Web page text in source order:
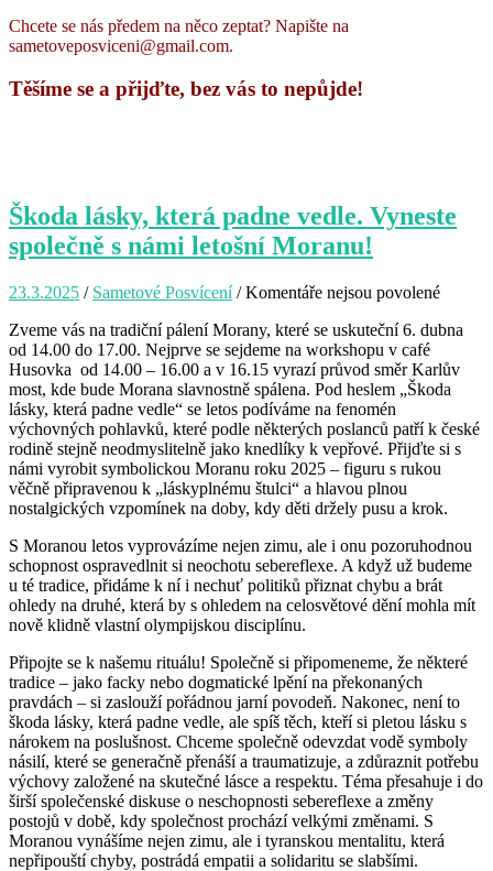
Chcete se nás předem na něco zeptat? Napište na
sametoveposviceni@gmail.com.
Těšíme se a přijďte, bez vás to nepůjde!
Škoda lásky, která padne vedle. Vyneste
společně s námi letošní Moranu!
23.3.2025 / Sametové Posvícení /Komentáře nejsou povolené
s
Škoda
lásky,
padne
vedle.
s
letošní
Zveme vás na tradiční pálení Morany, které se uskuteční 6. dubna
od 14.00 do 17.00. Nejprve se sejdeme na workshopu v café
Husovka od 14.00 – 16.00 a v 16.15 vyrazí průvod směr Karlův
most, kde bude Morana slavnostně spálena. Pod heslem „Škoda
lásky, která padne vedle“ se letos podíváme na fenomén
výchovných pohlavků, které podle některých poslanců patří k české
rodině stejně neodmyslitelně jako knedlíky k vepřové. Přijďte si s
námi vyrobit symbolickou Moranu roku 2025 – figuru s rukou
věčně připravenou k „láskyplnému štulci“ a hlavou plnou
nostalgických vzpomínek na doby, kdy děti držely pusu a krok.
S Moranou letos vyprovázíme nejen zimu, ale i onu pozoruhodnou
schopnost ospravedlnit si neochotu sebereflexe. A když už budeme
u té tradice, přidáme k ní i nechuť politiků přiznat chybu a brát
ohledy na druhé, která by s ohledem na celosvětové dění mohla mít
nově klidně vlastní olympijskou disciplínu.
Připojte se k našemu rituálu! Společně si připomeneme, že některé
tradice – jako facky nebo dogmatické lpění na překonaných
pravdách – si zaslouží pořádnou jarní povodeň. Nakonec, není to
škoda lásky, která padne vedle, ale spíš těch, kteří si pletou lásku s
nárokem na poslušnost. Chceme společně odevzdat vodě symboly
násilí, které se generačně přenáší a traumatizuje, a zdůraznit potřebu
výchovy založené na skutečné lásce a respektu. Téma přesahuje i do
širší společenské diskuse o neschopnosti sebereflexe a změny
postojů v době, kdy společnost prochází velkými změnami. S
Moranou vynášíme nejen zimu, ale i tyranskou mentalitu, která
nepřipouští chyby, postrádá empatii a solidaritu se slabšími.